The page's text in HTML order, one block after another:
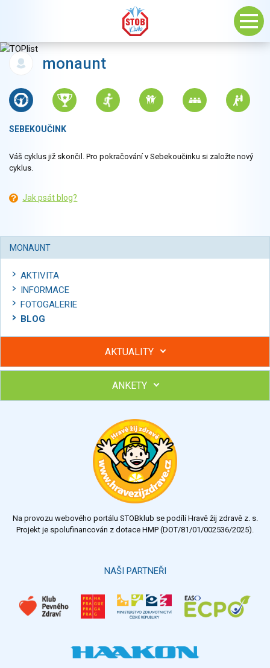
monaunt
SEBEKOUČINK
Váš cyklus již skončil. Pro pokračování v Sebekoučinku si založte nový
cyklus.
Jak psát blog?
MONAUNT
AKTIVITA
INFORMACE
FOTOGALERIE
BLOG
AKTUALITY
Hubněte s podporou lektorky a skupiny v kurzech STOBu
Chcete poradit s hubnutím? Najděte si odborníka STOBu ve
ANKETY
Výsledky Všechny ankety
Na provozu webového portálu STOBklub se podílí Hravě žij zdravě z. s.
Projekt je spolufinancován z dotace HMP (DOT/81/01/002536/2025).
NAŠI PARTNEŘI